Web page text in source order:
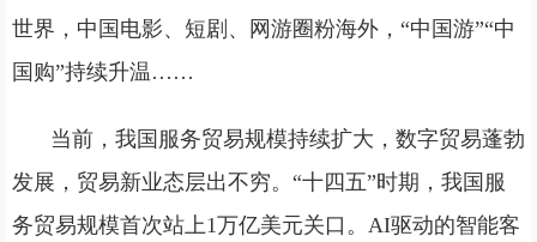
世界，中国电影、短剧、网游圈粉海外，“中国游”“中
国购”持续升温……
当前，我国服务贸易规模持续扩大，数字贸易蓬勃
发展，贸易新业态层出不穷。“十四五”时期，我国服
务贸易规模首次站上1万亿美元关口。AI驱动的智能客